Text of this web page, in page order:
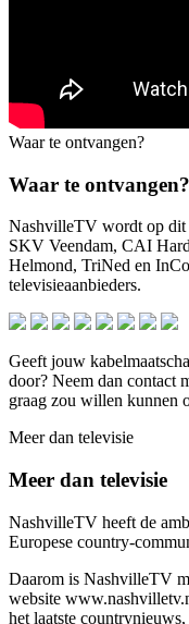
Waar te ontvangen?
Waar te ontvangen?
NashvilleTV wordt op dit
SKV Veendam, CAI
Helmond, TriNed en
televisieaanbieders.
Geeft jouw
door? Neem dan contact
graag zou willen kunnen
Meer dan televisie
Meer dan televisie
NashvilleTV heeft de
Europese country-
Daarom is NashvilleTV
website
het laatste